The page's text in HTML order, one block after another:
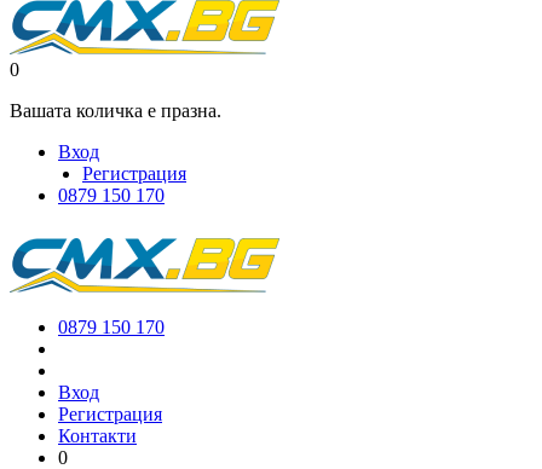
0
Вашата количка е празна.
Вход
Регистрация
0879 150 170
0879 150 170
Вход
Регистрация
Контакти
0